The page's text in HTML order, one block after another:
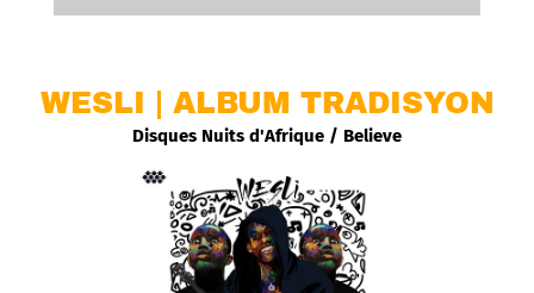
WESLI | ALBUM TRADISYON
Disques Nuits d'Afrique / Believe